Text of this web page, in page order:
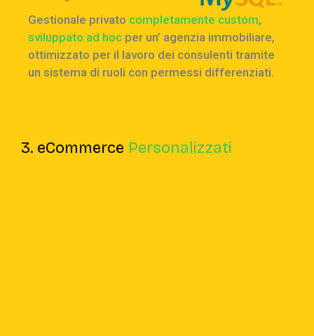
Gestionale privato completamente custom,
sviluppato ad hoc per un’ agenzia immobiliare,
ottimizzato per il lavoro dei consulenti tramite
un sistema di ruoli con permessi differenziati.
3. eCommerce Personalizzati